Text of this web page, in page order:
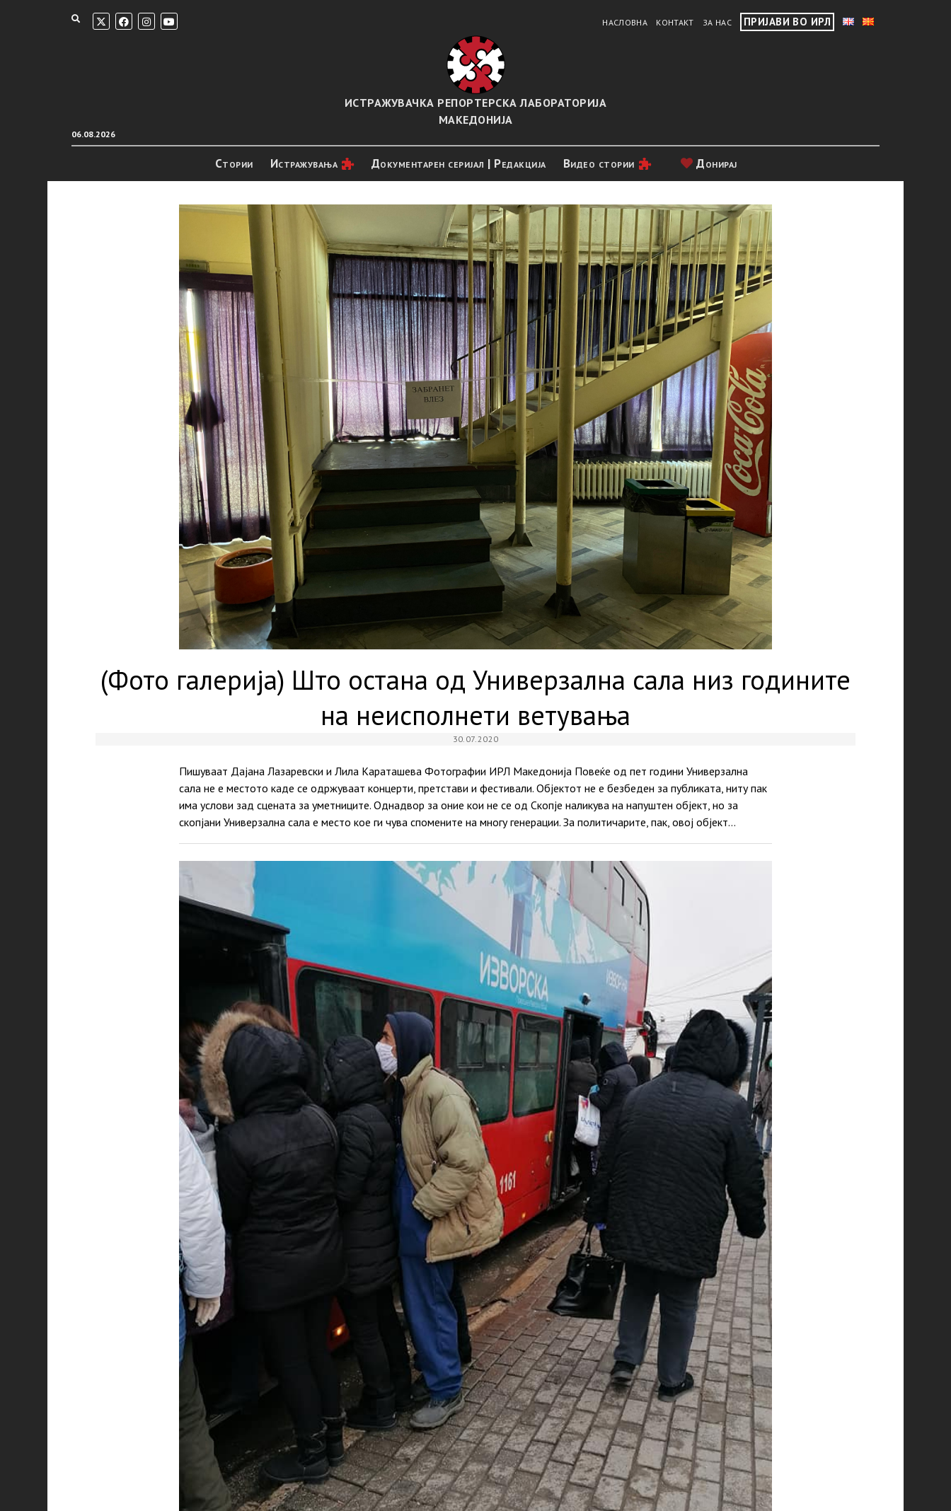
НАСЛОВНА КОНТАКТ ЗА НАС ПРИЈАВИ ВО ИРЛ
06.08.2026
ИСТРАЖУВАЧКА РЕПОРТЕРСКА ЛАБОРАТОРИЈА
МАКЕДОНИЈА
Стории Истражувањa Документарен серијал | Редакција Видео стории Донирај
(Фото галерија) Што остана од Универзална сала низ годините
на неисполнети ветувања
30.07.2020
Пишуваат Дајана Лазаревски и Лила Караташева Фотографии ИРЛ Македонија Повеќе од пет години Универзална
сала не е местото каде се одржуваат концерти, претстави и фестивали. Објектот не е безбеден за публиката, ниту пак
има услови зад сцената за уметниците. Однадвор за оние кои не се од Скопје наликува на напуштен објект, но за
скопјани Универзална сала е место кое ги чува спомените на многу генерации. За политичарите, пак, овој објект…